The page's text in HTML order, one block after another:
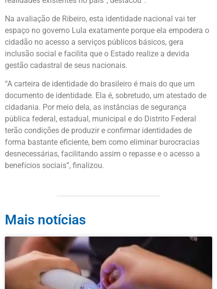
Na avaliação de Ribeiro, esta identidade nacional vai ter
espaço no governo Lula exatamente porque ela empodera o
cidadão no acesso a serviços públicos básicos, gera
inclusão social e facilita que o Estado realize a devida
gestão cadastral de seus nacionais.
“A carteira de identidade do brasileiro é mais do que um
documento de identidade. Ela é, sobretudo, um atestado de
cidadania. Por meio dela, as instâncias de segurança
pública federal, estadual, municipal e do Distrito Federal
terão condições de produzir e confirmar identidades de
forma bastante eficiente, bem como eliminar burocracias
desnecessárias, facilitando assim o repasse e o acesso a
benefícios sociais”, finalizou.
Mais notícias